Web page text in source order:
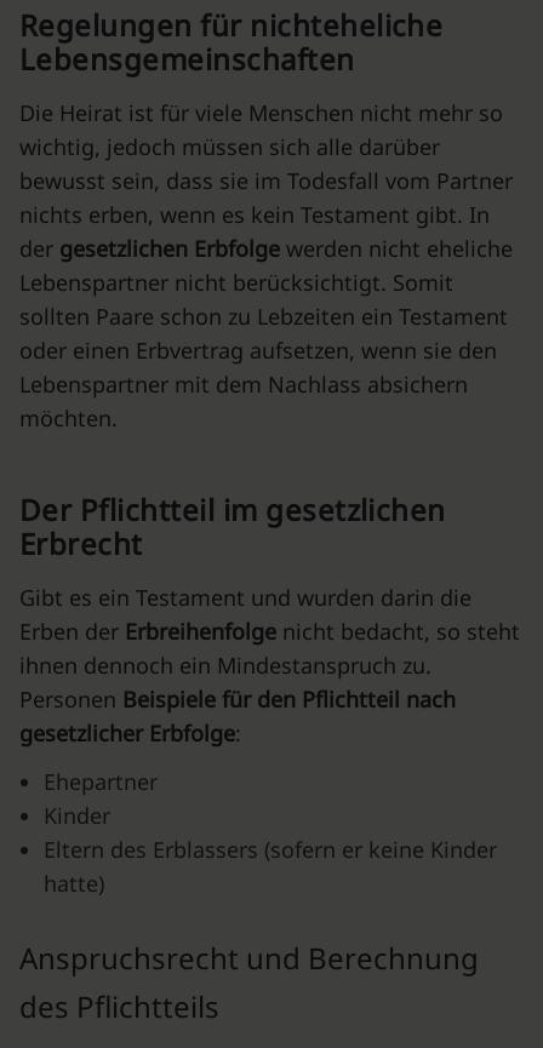
Regelungen für nichteheliche
Lebensgemeinschaften
Die Heirat ist für viele Menschen nicht mehr so
wichtig, jedoch müssen sich alle darüber
bewusst sein, dass sie im Todesfall vom Partner
nichts erben, wenn es kein Testament gibt. In
der gesetzlichen Erbfolge werden nicht eheliche
Lebenspartner nicht berücksichtigt. Somit
sollten Paare schon zu Lebzeiten ein Testament
oder einen Erbvertrag aufsetzen, wenn sie den
Lebenspartner mit dem Nachlass absichern
möchten.
Der Pflichtteil im gesetzlichen
Erbrecht
Gibt es ein Testament und wurden darin die
Erben der Erbreihenfolge nicht bedacht, so steht
ihnen dennoch ein Mindestanspruch zu.
Personen Beispiele für den Pflichtteil nach
gesetzlicher Erbfolge:
Ehepartner
Kinder
Eltern des Erblassers (sofern er keine Kinder
hatte)
Anspruchsrecht und Berechnung
des Pflichtteils